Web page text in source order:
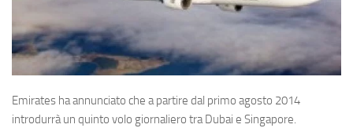
Emirates ha annunciato che a partire dal primo agosto 2014
introdurrà un quinto volo giornaliero tra Dubai e Singapore.